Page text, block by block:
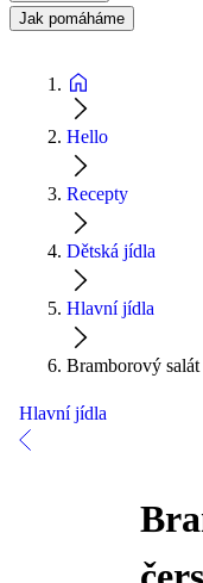
Jak pomáháme
Hello
Recepty
Dětská jídla
Hlavní jídla
Bramborový
Hlavní jídla